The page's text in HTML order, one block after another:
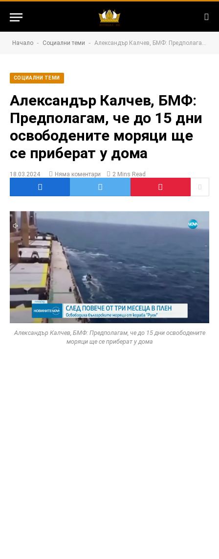
Начало - Социални теми - Александър Калчев, БМФ: Предполагам, че до 15 дни освободените моряци ще се приберат у дома
СОЦИАЛНИ ТЕМИ
Александър Калчев, БМФ:
Предполагам, че до 15 дни
освободените моряци ще
се приберат у дома
18.03.2024 Няма коментари 2 Mins Read
Александър Калчев, БМФ: Предполагам, че до 15 дни освободените
моряци ще се приберат у дома